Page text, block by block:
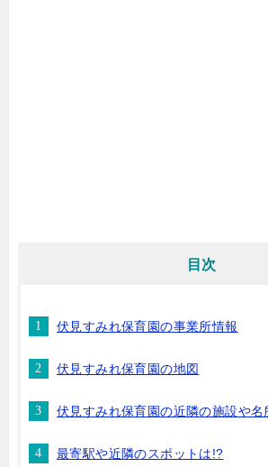
目次
伏見すみれ保育園の事業所情報
伏見すみれ保育園の地図
伏見すみれ保育園の近隣の施設や名
最寄駅や近隣のスポットは!?